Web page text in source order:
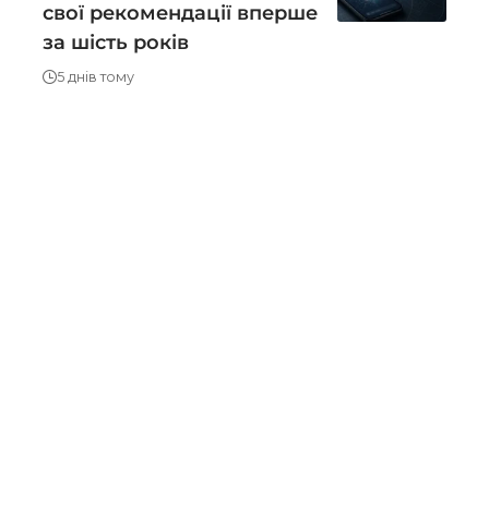
свої рекомендації вперше
за шість років
5 днів тому